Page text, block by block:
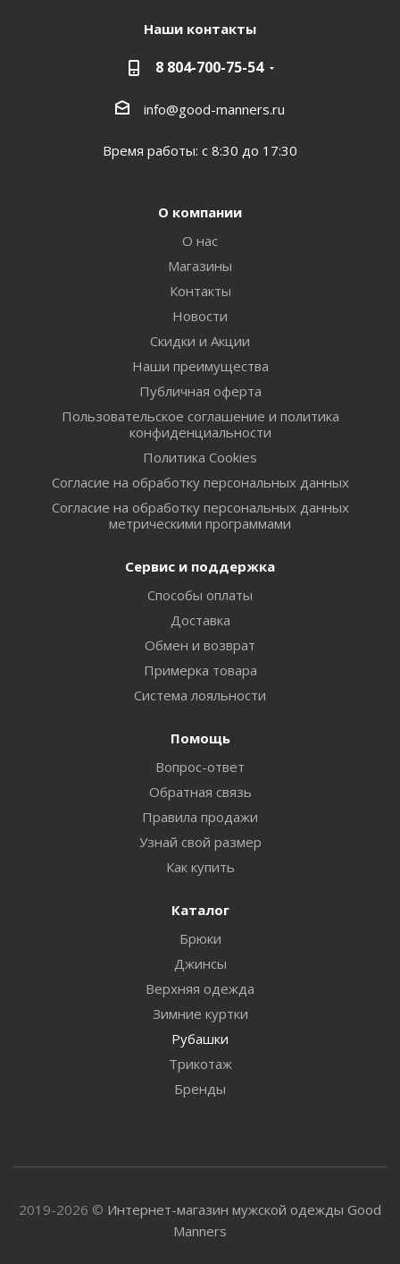
Наши контакты
8 804-700-75-54
info@good-manners.ru
Время работы: с 8:30 до 17:30
О компании
О нас
Магазины
Контакты
Новости
Скидки и Акции
Наши преимущества
Публичная оферта
Пользовательское соглашение и политика
конфиденциальности
Политика Cookies
Согласие на обработку персональных данных
Согласие на обработку персональных данных
метрическими программами
Сервис и поддержка
Способы оплаты
Доставка
Обмен и возврат
Примерка товара
Система лояльности
Помощь
Вопрос-ответ
Обратная связь
Правила продажи
Узнай свой размер
Как купить
Каталог
Брюки
Джинсы
Верхняя одежда
Зимние куртки
Рубашки
Трикотаж
Бренды
2019-2026 © Интернет-магазин мужской одежды Good
Manners